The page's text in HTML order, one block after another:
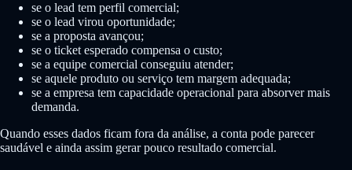
se o lead tem perfil comercial;
se o lead virou oportunidade;
se a proposta avançou;
se o ticket esperado compensa o custo;
se a equipe comercial conseguiu atender;
se aquele produto ou serviço tem margem adequada;
se a empresa tem capacidade operacional para absorver mais
demanda.
Quando esses dados ficam fora da análise, a conta pode parecer
saudável e ainda assim gerar pouco resultado comercial.